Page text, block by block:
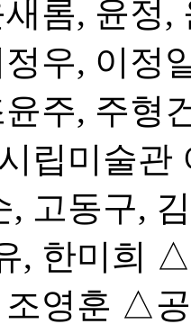
롬, 윤정
우, 이정
주, 주형
립미술관
, 고동구,
, 한미희
조영훈 △